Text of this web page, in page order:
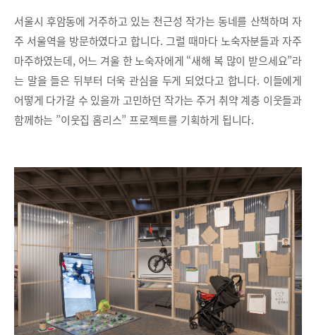
서울시 후암동에 거주하고 있는 천근성 작가는 동네를 산책하며 자
주 서울역을 방문하였다고 합니다. 그럴 때마다 노숙자분들과 자주
마주하였는데, 어느 겨울 한 노숙자에게 “새해 복 많이 받으세요”라
는 말을 들은 뒤부터 더욱 관심을 두게 되었다고 합니다. 이들에게
어떻게 다가갈 수 있을까 고민하던 작가는 주거 취약 계층 이웃들과
함께하는 ”이웃집 홈리스” 프로젝트를 기획하게 됩니다.